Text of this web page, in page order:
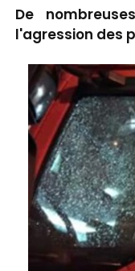
De
l'agression des